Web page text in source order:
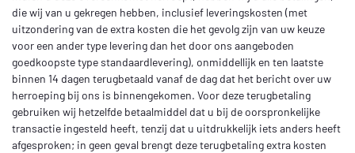
die wij van u gekregen hebben, inclusief leveringskosten (met
uitzondering van de extra kosten die het gevolg zijn van uw keuze
voor een ander type levering dan het door ons aangeboden
goedkoopste type standaardlevering), onmiddellijk en ten laatste
binnen 14 dagen terugbetaald vanaf de dag dat het bericht over uw
herroeping bij ons is binnengekomen. Voor deze terugbetaling
gebruiken wij hetzelfde betaalmiddel dat u bij de oorspronkelijke
transactie ingesteld heeft, tenzij dat u uitdrukkelijk iets anders heeft
afgesproken; in geen geval brengt deze terugbetaling extra kosten